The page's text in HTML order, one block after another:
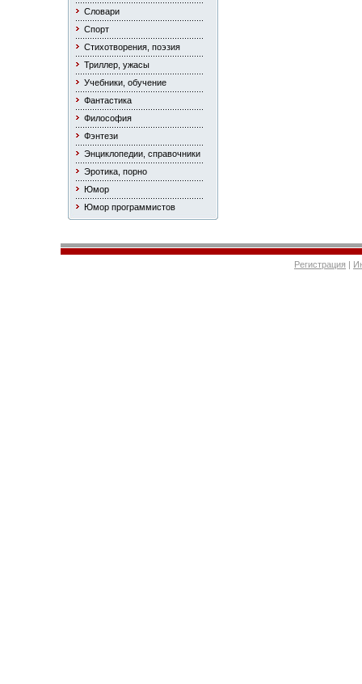
Словари
Спорт
Стихотворения, поэзия
Триллер, ужасы
Учебники, обучение
Фантастика
Философия
Фэнтези
Энциклопедии, справочники
Эротика, порно
Юмор
Юмор программистов
Регистрация |